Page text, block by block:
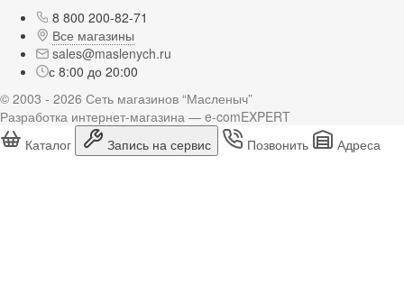
8 800 200-82-71
Все магазины
sales@maslenych.ru
с 8:00 до 20:00
© 2003 - 2026 Сеть магазинов “Масленыч”
Разработка интернет-магазина — e-comEXPERT
Каталог
Запись на сервис Позвонить Адреса